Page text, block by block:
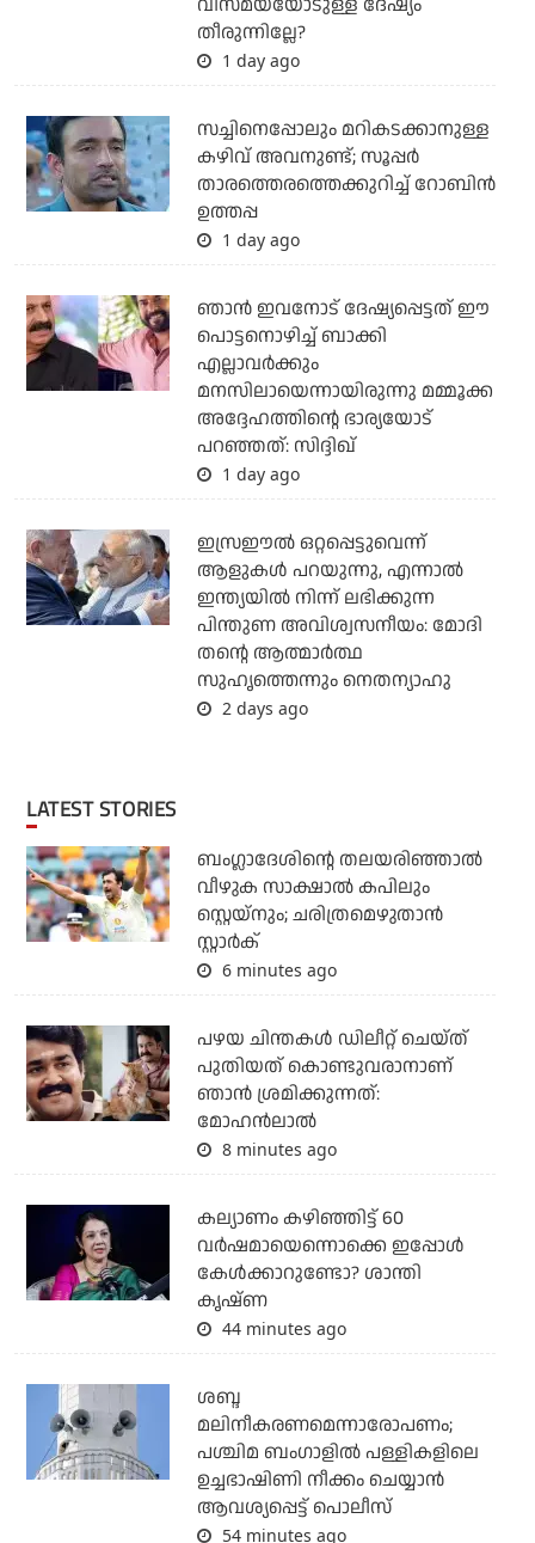
തീരുന്നില്ലേ?
1 day ago
സച്ചിനെപ്പോലും മറികടക്കാനുള്ള
കഴിവ് അവനുണ്ട്; സൂപ്പര്‍
താരത്തെരത്തെക്കുറിച്ച് റോബിന്‍
ഉത്തപ്പ
1 day ago
ഞാന്‍ ഇവനോട് ദേഷ്യപ്പെട്ടത് ഈ
പൊട്ടനൊഴിച്ച് ബാക്കി
എല്ലാവര്‍ക്കും
മനസിലായെന്നായിരുന്നു മമ്മൂക്ക
അദ്ദേഹത്തിന്റെ ഭാര്യയോട്
പറഞ്ഞത്: സിദ്ദിഖ്
1 day ago
ഇസ്രഈല്‍ ഒറ്റപ്പെട്ടുവെന്ന്
ആളുകള്‍ പറയുന്നു, എന്നാല്‍
ഇന്ത്യയില്‍ നിന്ന് ലഭിക്കുന്ന
പിന്തുണ അവിശ്വസനീയം: മോദി
തന്റെ ആത്മാര്‍ത്ഥ
സുഹൃത്തെന്നും നെതന്യാഹു
2 days ago
LATEST STORIES
ബംഗ്ലാദേശിന്റെ തലയരിഞ്ഞാല്‍
വീഴുക സാക്ഷാല്‍ കപിലും
സ്റ്റെയ്‌നും; ചരിത്രമെഴുതാന്‍
സ്റ്റാര്‍ക്
6 minutes ago
പഴയ ചിന്തകള്‍ ഡിലീറ്റ് ചെയ്ത്
പുതിയത് കൊണ്ടുവരാനാണ്
ഞാന്‍ ശ്രമിക്കുന്നത്:
മോഹന്‍ലാല്‍
8 minutes ago
കല്യാണം കഴിഞ്ഞിട്ട് 60
വർഷമായെന്നൊക്കെ ഇപ്പോൾ
കേൾക്കാറുണ്ടോ? ശാന്തി
കൃഷ്ണ
44 minutes ago
ശബ്ദ
മലിനീകരണമെന്നാരോപണം;
പശ്ചിമ ബംഗാളില്‍ പള്ളികളിലെ
ഉച്ചഭാഷിണി നീക്കം ചെയ്യാന്‍
ആവശ്യപ്പെട്ട് പൊലീസ്
54 minutes ago